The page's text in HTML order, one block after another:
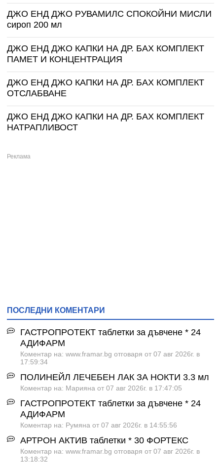
ДЖО ЕНД ДЖО РУВАМИЛС СПОКОЙНИ МИСЛИ
сироп 200 мл
ДЖО ЕНД ДЖО КАПКИ НА ДР. БАХ КОМПЛЕКТ
ПАМЕТ И КОНЦЕНТРАЦИЯ
ДЖО ЕНД ДЖО КАПКИ НА ДР. БАХ КОМПЛЕКТ
ОТСЛАБВАНЕ
ДЖО ЕНД ДЖО КАПКИ НА ДР. БАХ КОМПЛЕКТ
НАТРАПЛИВОСТ
ПОСЛЕДНИ КОМЕНТАРИ
ГАСТРОПРОТЕКТ таблетки за дъвчене * 24
АДИФАРМ
Коментар на: www.framar.bg отговаря от 07 авг 2026г. в
17:59:34
ПОЛИНЕЙЛ ЛЕЧЕБЕН ЛАК ЗА НОКТИ 3.3 мл
Коментар на: Марияна от 07 авг 2026г. в 17:47:05
ГАСТРОПРОТЕКТ таблетки за дъвчене * 24
АДИФАРМ
Коментар на: Румяна от 07 авг 2026г. в 14:55:56
АРТРОН АКТИВ таблетки * 30 ФОРТЕКС
Коментар на: www.framar.bg отговаря от 07 авг 2026г. в
13:18:32